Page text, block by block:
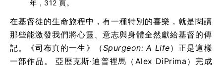
年，312 頁。
在基督徒的生命旅程中，有一種特別的喜樂，就是閱讀
那些能激發我們將心靈、意志與身體全然獻給基督的傳
記。《司布真的一生》（Spurgeon: A Life）正是這樣
一部作品。
亞歷克斯·迪普裡馬 （Alex DiPrima） 完成